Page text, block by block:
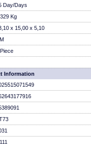
Day/Days
Kg
x 15,00 x 5,10
Information